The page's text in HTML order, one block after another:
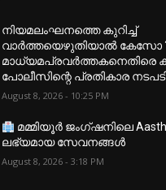
നിയമലംഘനത്തെ കുറിച്ച്
വാർത്തയെഴുതിയാൽ കേസോ
മാധ്യമപ്രവർത്തകനെതിരെ
പോലീസിന്റെ പ്രതികാര
August 8, 2026 - 10:25 PM
മമ്മിയൂർ ജംഗ്ഷനിലെ
ലഭ്യമായ സേവനങ്ങൾ
August 8, 2026 - 3:18 PM